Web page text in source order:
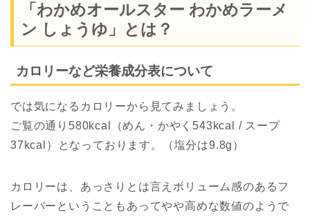
「わかめオールスター わかめラーメ
ン しょうゆ」とは？
カロリーなど栄養成分表について
では気になるカロリーから見てみましょう。
ご覧の通り580kcal（めん・かやく543kcal / スープ
37kcal）となっております。（塩分は9.8g）
カロリーは、あっさりとは言えボリューム感のあるフ
レーバーということもあってやや高めな数値のようで